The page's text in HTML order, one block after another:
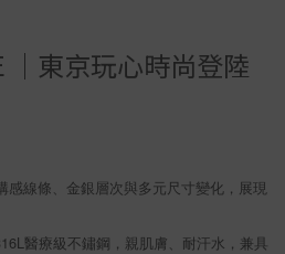
｜東京玩心時尚登陸
感線條、金銀層次與多元尺寸變化，展現
醫療級不鏽鋼，親肌膚、耐汗水，兼具